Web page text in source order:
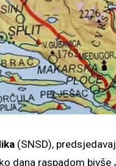
(SNSD),
dana raspadom